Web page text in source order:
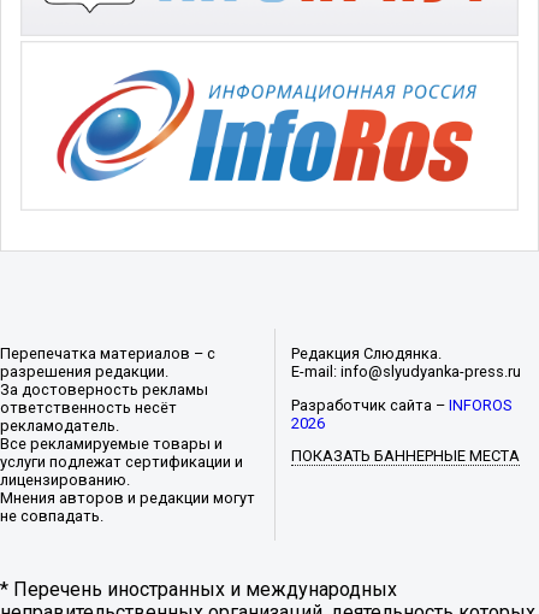
Перепечатка материалов – с
разрешения редакции.
За достоверность рекламы
ответственность несёт
рекламодатель.
Все рекламируемые товары и
услуги подлежат сертификации и
лицензированию.
Мнения авторов и редакции могут
не совпадать.
Редакция Слюдянка.
E-mail: info@slyudyanka-press.ru
Разработчик сайта –INFOROS
2026
ПОКАЗАТЬ БАННЕРНЫЕ МЕСТА
* Перечень иностранных и международных